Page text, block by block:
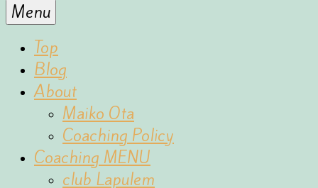
for
the
sports
Menu
Top
Blog
About
Maiko Ota
Coaching Policy
Coaching MENU
club Lapulem